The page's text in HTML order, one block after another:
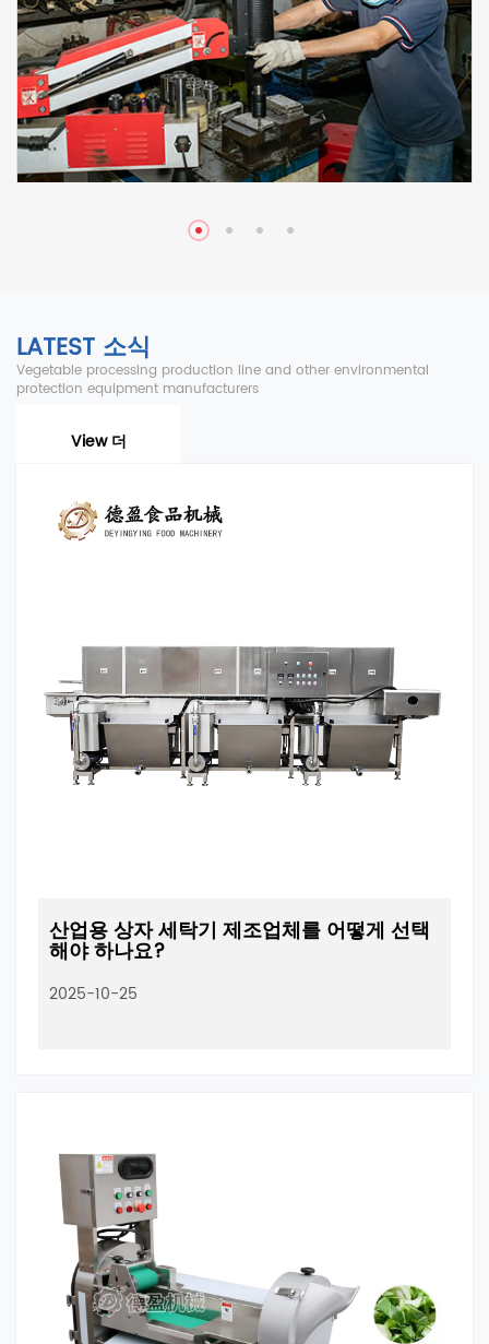
LATEST 소식
Vegetable processing production line and other environmental
protection equipment manufacturers
View 더
산업용 상자 세탁기 제조업체를 어떻게 선택
해야 하나요?
2025-10-25